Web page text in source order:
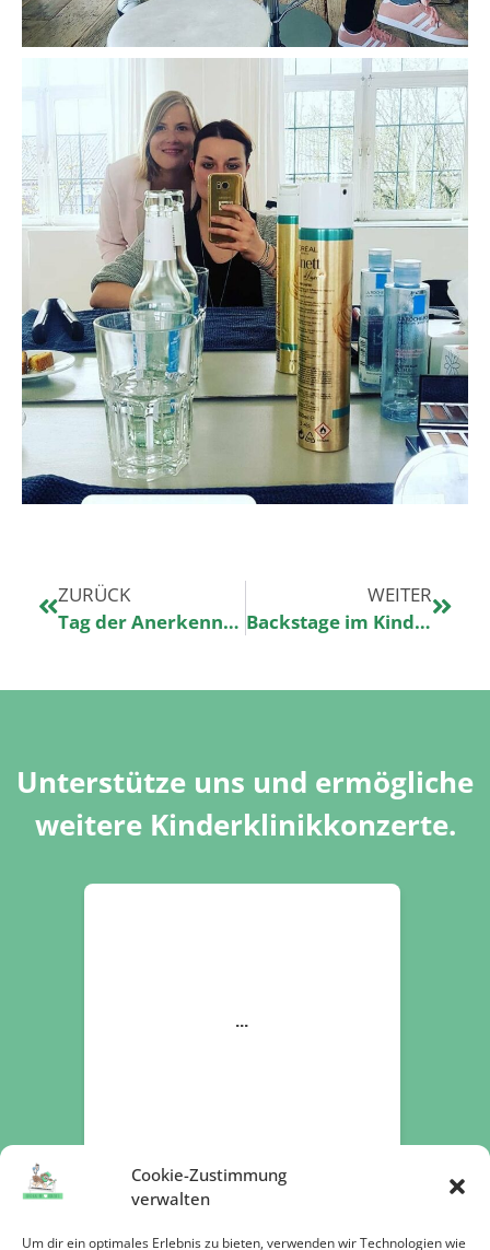
Cookie-Zustimmung
verwalten
Um dir ein optimales Erlebnis zu bieten, verwenden wir Technologien wie
ZURÜCK
Tag der Anerkennung von Freiwilligen
WEITER
Backstage im Kinderklinikkonzerte e.V.
Unterstütze uns und ermögliche
weitere Kinderklinikkonzerte.